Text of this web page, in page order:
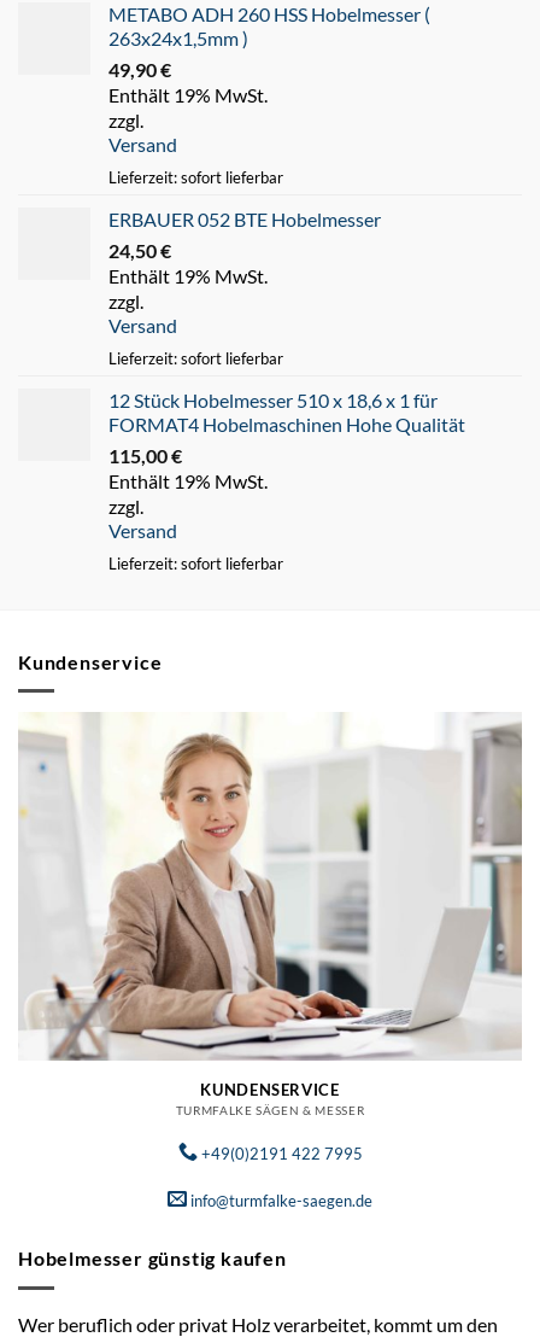
METABO ADH 260 HSS Hobelmesser (
263x24x1,5mm )
49,90€
Enthält 19% MwSt.
zzgl.
Versand
Lieferzeit: sofort lieferbar
ERBAUER 052 BTE Hobelmesser
24,50€
Enthält 19% MwSt.
zzgl.
Versand
Lieferzeit: sofort lieferbar
12 Stück Hobelmesser 510 x 18,6 x 1 für
FORMAT4 Hobelmaschinen Hohe Qualität
115,00€
Enthält 19% MwSt.
zzgl.
Versand
Lieferzeit: sofort lieferbar
Kundenservice
KUNDENSERVICE
TURMFALKE SÄGEN & MESSER
+49(0)2191 422 7995
info@turmfalke-saegen.de
Hobelmesser günstig kaufen
Wer beruflich oder privat Holz verarbeitet, kommt um den